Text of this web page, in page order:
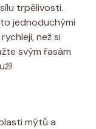
‍trpělivosti.
jednoduchými
než si
svým‌ řasám
mýtů⁤ a